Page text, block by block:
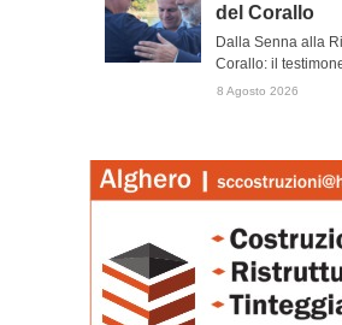
del Corallo
Dalla Senna alla
Corallo: il
8 Agosto 2026